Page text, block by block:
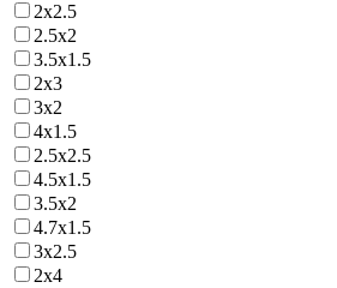
2х2.5
2.5х2
3.5х1.5
2х3
3х2
4х1.5
2.5х2.5
4.5х1.5
3.5х2
4.7х1.5
3х2.5
2х4